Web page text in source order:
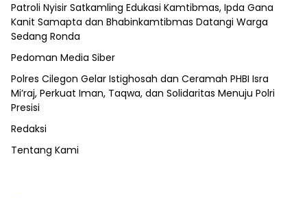
Patroli Nyisir Satkamling Edukasi Kamtibmas, Ipda Gana
Kanit Samapta dan Bhabinkamtibmas Datangi Warga
Sedang Ronda
Pedoman Media Siber
Polres Cilegon Gelar Istighosah dan Ceramah PHBI Isra
Mi’raj, Perkuat Iman, Taqwa, dan Solidaritas Menuju Polri
Presisi
Redaksi
Tentang Kami